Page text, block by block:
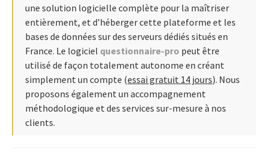
une solution logicielle complète pour la maîtriser
entièrement, et d’héberger cette plateforme et les
bases de données sur des serveurs dédiés situés en
France. Le logiciel questionnaire-pro peut être
utilisé de façon totalement autonome en créant
simplement un compte (essai gratuit 14 jours). Nous
proposons également un accompagnement
méthodologique et des services sur-mesure à nos
clients.